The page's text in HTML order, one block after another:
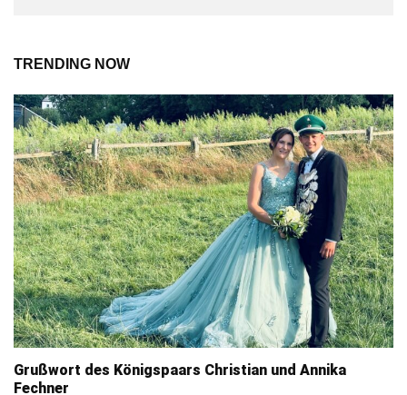
TRENDING NOW
Grußwort des Königspaars Christian und Annika
Fechner